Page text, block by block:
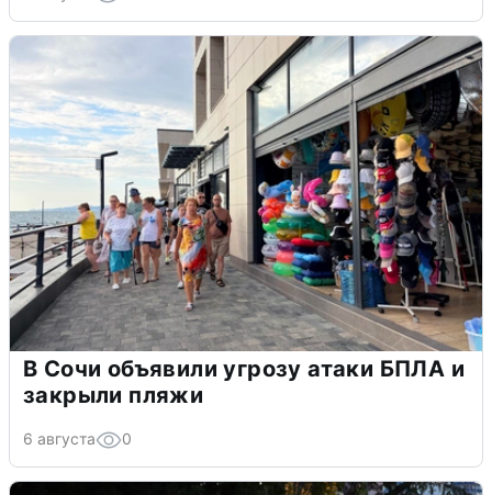
В Сочи объявили угрозу атаки БПЛА и
закрыли пляжи
6 августа 0